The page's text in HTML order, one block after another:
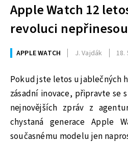
Apple Watch 12
revoluci nepřinesou
APPLE WATCH J. Vajdák 18.
Pokud jste letos u jablečných
zásadní inovace, připravte se
nejnovějších zpráv z
chystaná generace Apple
současnému modelu jen